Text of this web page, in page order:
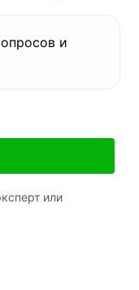
и
или